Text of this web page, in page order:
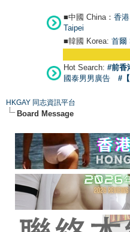
■中國 China： 香
Taipei
■韓國 Korea: 首爾
Hot Search: #前香
國泰男男廣告
#
HKGAY 同志資訊平台
Board Message